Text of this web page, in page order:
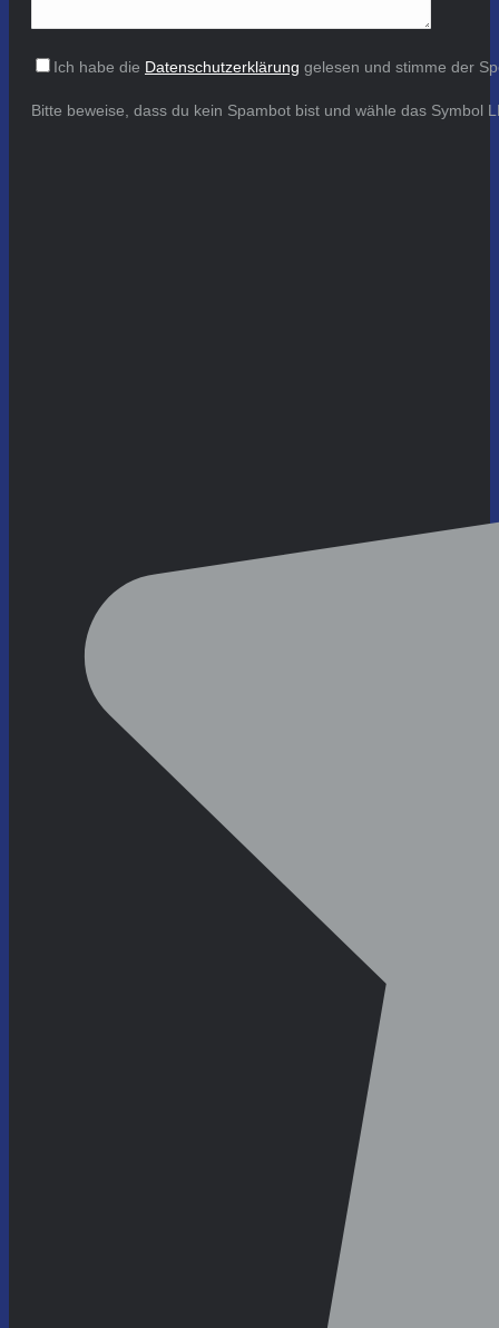
Ich habe die Datenschutzerklärung gelesen und stimme der
Bitte beweise, dass du kein Spambot bist und wähle das Symbol